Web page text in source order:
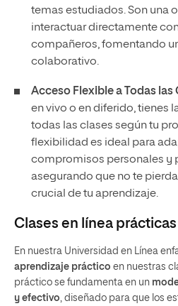
temas estudiados. Son una
interactuar directamente
compañeros, fomentando
colaborativo.
Acceso Flexible a Todas las
en vivo o en diferido, tienes
todas las clases según tu
flexibilidad es ideal para
compromisos personales y
asegurando que no te
crucial de tu aprendizaje.
Clases en línea prácticas
En nuestra Universidad en Línea
aprendizaje práctico en nuestras
práctico se fundamenta en un
y efectivo , diseñado para que los